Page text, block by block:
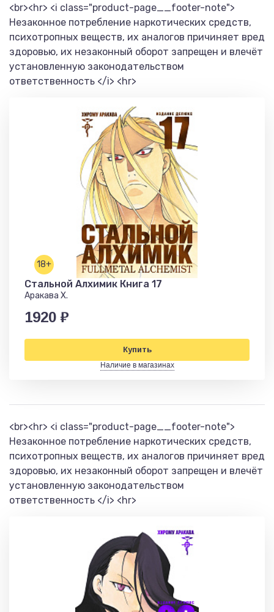
<br><hr> <i class="product-page__footer-note">
Незаконное потребление наркотических средств,
психотропных веществ, их аналогов причиняет вред
здоровью, их незаконный оборот запрещен и влечёт
установленную законодательством
ответственность </i> <hr>
18+
Стальной Алхимик Книга 17
Аракава Х.
1920 ₽
Купить
Наличие в магазинах
<br><hr> <i class="product-page__footer-note">
Незаконное потребление наркотических средств,
психотропных веществ, их аналогов причиняет вред
здоровью, их незаконный оборот запрещен и влечёт
установленную законодательством
ответственность </i> <hr>